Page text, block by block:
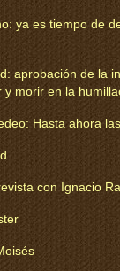
ya es tiempo de
aprobación de la
morir en la
Hasta ahora
con Ignacio